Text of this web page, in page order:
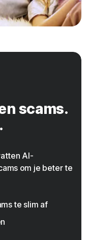
scams.
AI-
om je beter te
te slim af